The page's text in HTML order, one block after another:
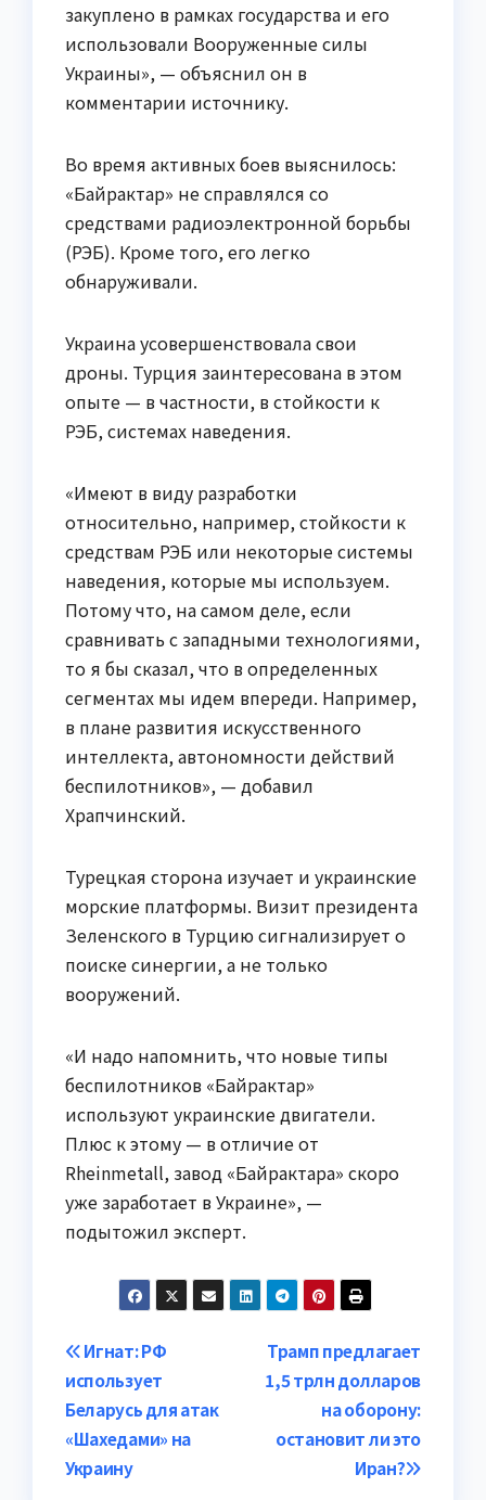
закуплено в рамках государства и его
использовали Вооруженные силы
Украины», — объяснил он в
комментарии источнику.
Во время активных боев выяснилось:
«Байрактар» не справлялся со
средствами радиоэлектронной борьбы
(РЭБ). Кроме того, его легко
обнаруживали.
Украина усовершенствовала свои
дроны. Турция заинтересована в этом
опыте — в частности, в стойкости к
РЭБ, системах наведения.
«Имеют в виду разработки
относительно, например, стойкости к
средствам РЭБ или некоторые системы
наведения, которые мы используем.
Потому что, на самом деле, если
сравнивать с западными технологиями,
то я бы сказал, что в определенных
сегментах мы идем впереди. Например,
в плане развития искусственного
интеллекта, автономности действий
беспилотников», — добавил
Храпчинский.
Турецкая сторона изучает и украинские
морские платформы. Визит президента
Зеленского в Турцию сигнализирует о
поиске синергии, а не только
вооружений.
«И надо напомнить, что новые типы
беспилотников «Байрактар»
используют украинские двигатели.
Плюс к этому — в отличие от
Rheinmetall, завод «Байрактара» скоро
уже заработает в Украине», —
подытожил эксперт.
Навигация
по
записям
Трамп предлагает
1,5 трлн долларов
на оборону:
остановит ли это
Иран?
Игнат: РФ
использует
Беларусь для атак
«Шахедами» на
Украину